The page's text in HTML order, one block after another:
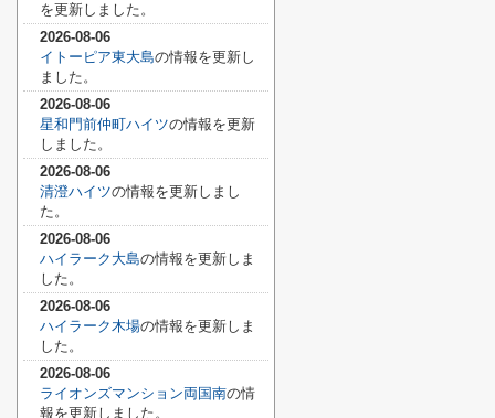
を更新しました。
2026-08-06
イトーピア東大島の情報を更新し
ました。
2026-08-06
星和門前仲町ハイツの情報を更新
しました。
2026-08-06
清澄ハイツの情報を更新しまし
た。
2026-08-06
ハイラーク大島の情報を更新しま
した。
2026-08-06
ハイラーク木場の情報を更新しま
した。
2026-08-06
ライオンズマンション両国南の情
報を更新しました。